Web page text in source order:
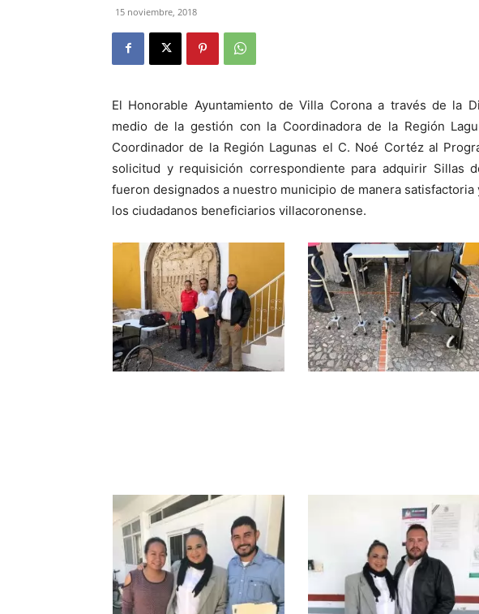
15 noviembre, 2018
El Honorable Ayuntamiento de Villa Corona a través de la
medio de la gestión con la Coordinadora de la Región
Coordinador de la Región Lagunas el C. Noé Cortéz al
solicitud y requisición correspondiente para adquirir Sillas
fueron designados a nuestro municipio de manera
los ciudadanos beneficiarios villacoronense.